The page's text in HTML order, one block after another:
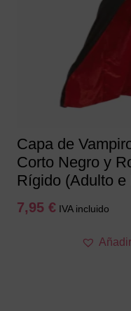
Capa de
Corto Negro y
Rígido (Adulto e
7,95 € IVA incluido